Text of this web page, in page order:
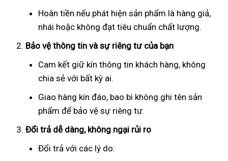
Hoàn tiền nếu phát hiện sản phẩm là hàng giả,
nhái hoặc không đạt tiêu chuẩn chất lượng.
Bảo vệ thông tin và sự riêng tư của bạn
Cam kết giữ kín thông tin khách hàng, không
chia sẻ với bất kỳ ai.
Giao hàng kín đáo, bao bì không ghi tên sản
phẩm để bảo vệ sự riêng tư.
Đổi trả dễ dàng, không ngại rủi ro
Đổi trả với các lý do: